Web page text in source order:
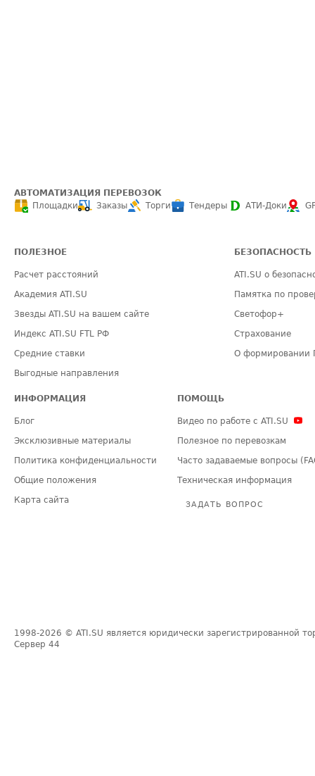
АВТОМАТИЗАЦИЯ ПЕРЕВОЗОК
Площадки
Заказы Торги Тендеры АТИ-Доки
ПОЛЕЗНОЕ
Расчет расстояний
Академия ATI.SU
Звезды ATI.SU на вашем сайте
Индекс ATI.SU FTL РФ
Средние ставки
Выгодные направления
БЕЗОПАСНОСТЬ
ATI.SU о
Памятка по
Светофор+
Страхование
О формировании
ИНФОРМАЦИЯ
Блог
Эксклюзивные материалы
Политика конфиденциальности
Общие положения
Карта сайта
ПОМОЩЬ
Видео по работе с ATI.SU
Полезное по перевозкам
Часто задаваемые вопросы
Техническая информация
ЗАДАТЬ ВОПРОС
1998-2026 © ATI.SU является юридически зарегистрированной
Сервер 44